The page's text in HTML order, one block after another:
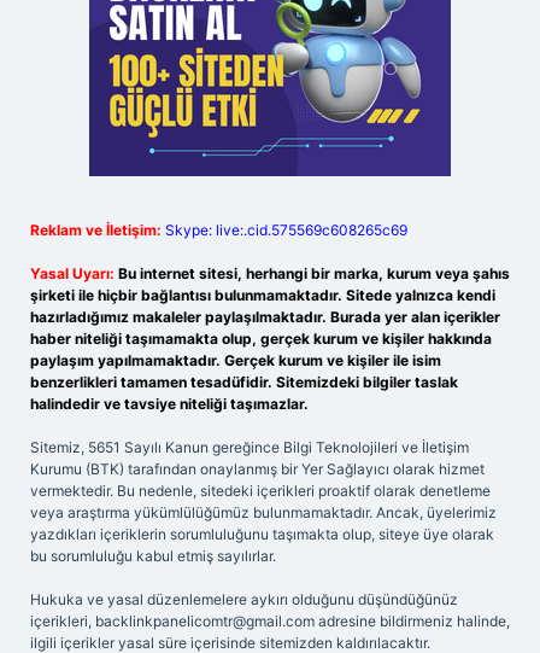
Reklam ve İletişim: Skype: live:.cid.575569c608265c69
Yasal Uyarı: Bu internet sitesi, herhangi bir marka, kurum veya şahıs
şirketi ile hiçbir bağlantısı bulunmamaktadır. Sitede yalnızca kendi
hazırladığımız makaleler paylaşılmaktadır. Burada yer alan içerikler
haber niteliği taşımamakta olup, gerçek kurum ve kişiler hakkında
paylaşım yapılmamaktadır. Gerçek kurum ve kişiler ile isim
benzerlikleri tamamen tesadüfidir. Sitemizdeki bilgiler taslak
halindedir ve tavsiye niteliği taşımazlar.
Sitemiz, 5651 Sayılı Kanun gereğince Bilgi Teknolojileri ve İletişim
Kurumu (BTK) tarafından onaylanmış bir Yer Sağlayıcı olarak hizmet
vermektedir. Bu nedenle, sitedeki içerikleri proaktif olarak denetleme
veya araştırma yükümlülüğümüz bulunmamaktadır. Ancak, üyelerimiz
yazdıkları içeriklerin sorumluluğunu taşımakta olup, siteye üye olarak
bu sorumluluğu kabul etmiş sayılırlar.
Hukuka ve yasal düzenlemelere aykırı olduğunu düşündüğünüz
içerikleri, backlinkpanelicomtr@gmail.com adresine bildirmeniz halinde,
ilgili içerikler yasal süre içerisinde sitemizden kaldırılacaktır.